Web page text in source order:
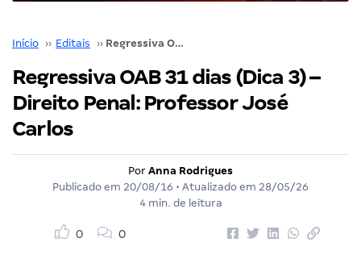
Início ›› Editais ›› Regressiva OAB 31 dias (Dica 3) – Direito Penal: Professor José Carlos
Regressiva OAB 31 dias (Dica 3) –
Direito Penal: Professor José
Carlos
Por Anna Rodrigues
Publicado em 20/08/16 • Atualizado em 28/05/26
4 min. de leitura
0 0